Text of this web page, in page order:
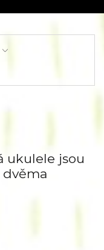
ukulele jsou
dvěma